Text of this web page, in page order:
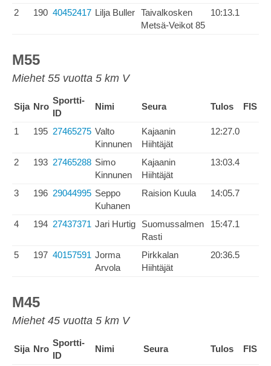
2 190 40452417 Lilja Buller Taivalkosken
Metsä-Veikot 85
10:13.1
M55
Miehet 55 vuotta 5 km V
Sija Nro
Sportti-
ID
Nimi Seura Tulos FIS
1 195 27465275 Valto
Kinnunen
Kajaanin
Hiihtäjät
12:27.0
2 193 27465288 Simo
Kinnunen
Kajaanin
Hiihtäjät
13:03.4
3 196 29044995 Seppo
Kuhanen
Raision Kuula 14:05.7
4 194 27437371 Jari Hurtig
Suomussalmen
Rasti
15:47.1
5 197 40157591 Jorma
Arvola
Pirkkalan
Hiihtäjät
20:36.5
M45
Miehet 45 vuotta 5 km V
Sija Nro
Sportti-
ID
Nimi Seura Tulos FIS